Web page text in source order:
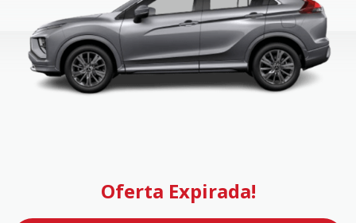
Oferta Expirada!